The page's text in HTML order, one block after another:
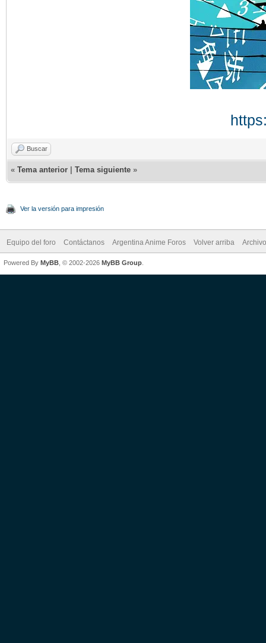
Buscar
« Tema anterior Tema siguiente »
Ver la versión para impresión
Equipo del foro Contáctanos Argentina Anime Foros Volver arriba
Powered By MyBB , © 2002-2026 MyBB Group